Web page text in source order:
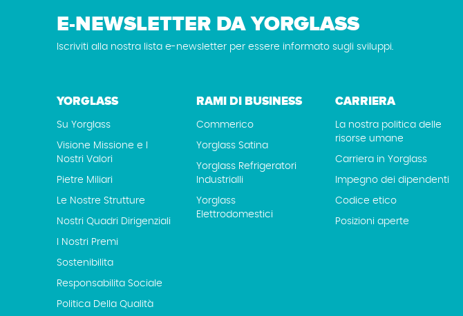
E-NEWSLETTER DA YORGLASS
Iscriviti alla nostra lista e-newsletter per essere informato sugli sviluppi.
YORGLASS
Su Yorglass
Visione Missione e I
Nostri Valori
Pietre Miliari
Le Nostre Strutture
Nostri Quadri Dirigenziali
I Nostri Premi
Sostenibilita
Responsabilita Sociale
Politica Della Qualità
RAMI DI BUSINESS
Commerico
Yorglass Satina
Yorglass Refrigeratori
Industrialli
Yorglass
Elettrodomestici
CARRIERA
La nostra politica delle
risorse umane
Carriera in Yorglass
Impegno dei dipendenti
Codice etico
Posizioni aperte